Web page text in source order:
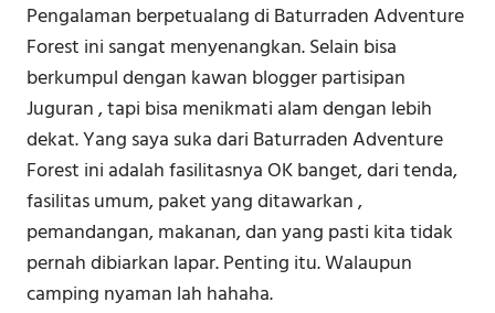
Pengalaman berpetualang di Baturraden Adventure
Forest ini sangat menyenangkan. Selain bisa
berkumpul dengan kawan blogger partisipan
Juguran , tapi bisa menikmati alam dengan lebih
dekat. Yang saya suka dari Baturraden Adventure
Forest ini adalah fasilitasnya OK banget, dari tenda,
fasilitas umum, paket yang ditawarkan ,
pemandangan, makanan, dan yang pasti kita tidak
pernah dibiarkan lapar. Penting itu. Walaupun
camping nyaman lah hahaha.